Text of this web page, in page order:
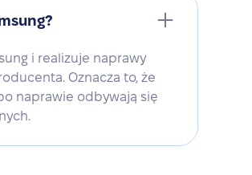
i realizuje naprawy
Oznacza to, że
naprawie odbywają się